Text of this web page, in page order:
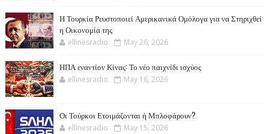
Η Τουρκία Ρευστοποιεί Αμερικανικά Ομόλογα για να Στηριχθεί
η Οικονομία της
ellinesradio May 26, 2026
ΗΠΑ εναντίον Κίνας: Το νέο παιχνίδι ισχύος
ellinesradio May 16, 2026
Οι Τούρκοι Ετοιμάζονται ή Μπλοφάρουν?
ellinesradio May 15, 2026